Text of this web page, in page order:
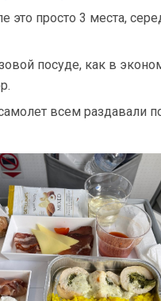
это просто 3 места,
посуде, как в
всем раздавали